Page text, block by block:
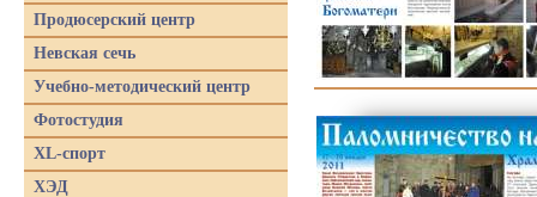
Продюсерский центр
Невская сечь
Учебно-методический центр
Фотостудия
XL-спорт
ХЭД